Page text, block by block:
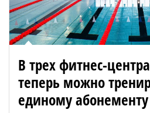
В трех фитнес-
теперь можно
единому абонементу